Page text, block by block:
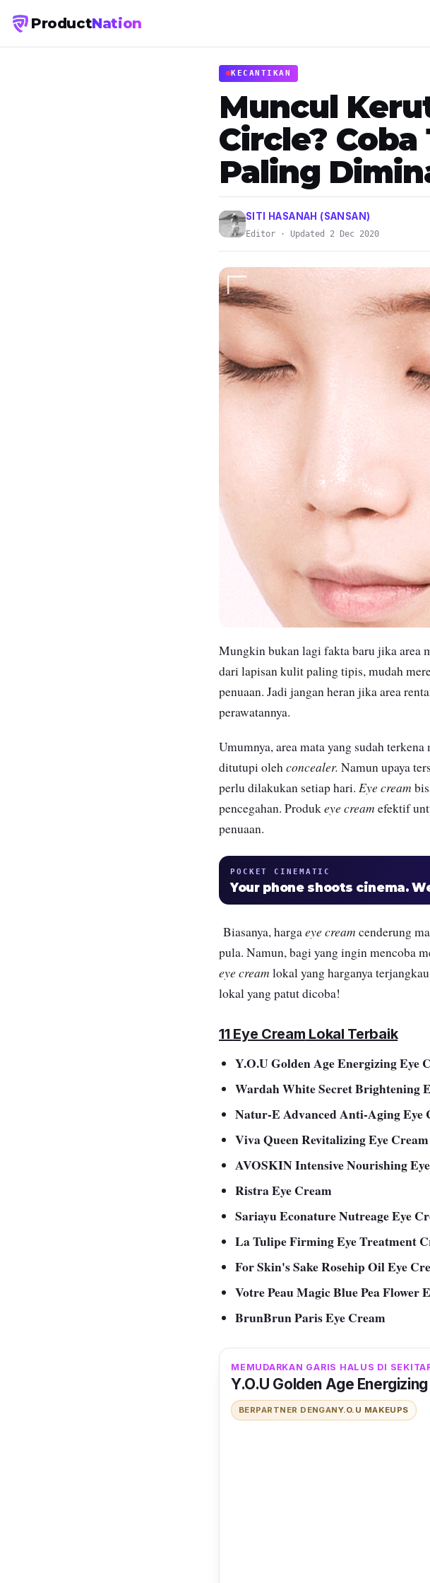
ProductNation
KECANTIKAN
Muncul
Circle? Coba
Paling
SITI HASANAH (SANSAN)
Editor · Updated 2 Dec 2020
Mungkin bukan lagi fakta baru jika area
dari lapisan kulit paling tipis, mudah
penuaan. Jadi jangan heran jika area
perawatannya.
Umumnya, area mata yang sudah
ditutupi olehconcealer. Namun upaya
perlu dilakukan setiap hari. Eye cream
pencegahan. Produkeye cream efektif
penuaan.
POCKET CINEMATIC
Your phone shoots cinema.
Biasanya, hargaeye cream cenderung
pula. Namun, bagi yang ingin mencoba
eye cream lokal yang harganya
lokal yang patut dicoba!
11 Eye Cream Lokal Terbaik
Y.O.U Golden Age Energizing Eye
Wardah White Secret Brightening
Natur-E Advanced Anti-Aging Eye
Viva Queen Revitalizing Eye Cream
AVOSKIN Intensive Nourishing
Ristra Eye Cream
Sariayu Econature Nutreage Eye
La Tulipe Firming Eye Treatment
For Skin's Sake Rosehip Oil Eye
Votre Peau Magic Blue Pea Flower
BrunBrun Paris Eye Cream
MEMUDARKAN GARIS HALUS DI
Y.O.U Golden Age
BERPARTNER DENGANY.O.U MAKEUPS